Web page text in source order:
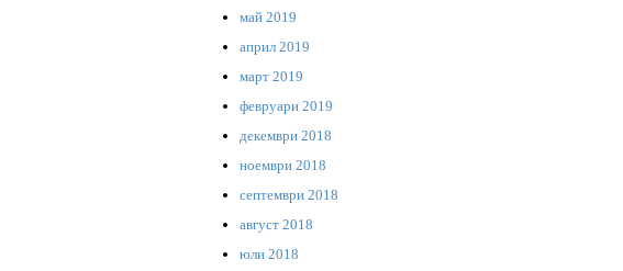
май 2019
април 2019
март 2019
февруари 2019
декември 2018
ноември 2018
септември 2018
август 2018
юли 2018